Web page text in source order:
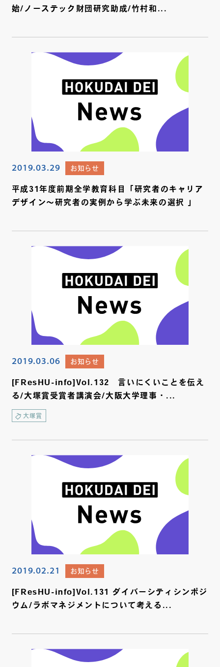
始/ノーステック財団研究助成/竹村和...
2019.03.29 お知らせ
平成31年度前期全学教育科目「研究者のキャリア
デザイン～研究者の実例から学ぶ未来の選択 」
2019.03.06 お知らせ
[FResHU-info]Vol.132 言いにくいことを伝え
る/大塚賞受賞者講演会/大阪大学理事・...
大塚賞
2019.02.21 お知らせ
[FResHU-info]Vol.131 ダイバーシティシンポジ
ウム/ラボマネジメントについて考える...